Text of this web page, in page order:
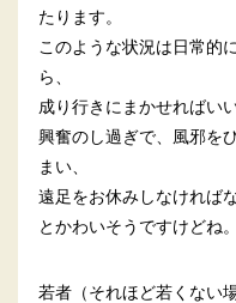
たります。
このような状況は日常的
ら、
成り行きにまかせればい
興奮のし過ぎで、風邪を
まい、
遠足をお休みしなければ
とかわいそうですけどね。
若者（それほど若くない